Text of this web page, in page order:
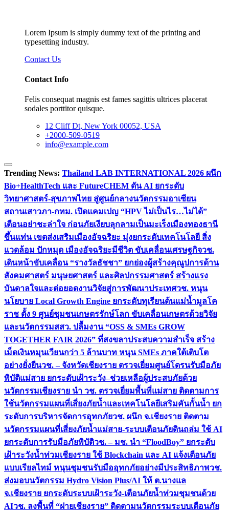
Lorem Ipsum is simply dummy text of the printing and
typesetting industry.
Contact Us
Contact Info
Felis consequat magnis est fames sagittis ultrices placerat
sodales porttitor quisque.
12 Cliff Dt, New York 00052, USA
+2000-509-0519
info@example.com
Trending News: Thailand LAB INTERNATIONAL 2026 ผนึก
Bio+HealthTech และ FutureCHEM ดัน AI ยกระดับ
วิทยาศาสตร์-สุขภาพไทย สู่ศูนย์กลางนวัตกรรมอาเซียน
สถานเสาวภา-กทม. เปิดแคมเปญ “HPV ไม่เป็นไร…ไม่ได้”
เตือนอย่าชะล่าใจ ก่อนภัยเงียบลุกลามเป็นมะเร็งเมืองทองธานี
ขึ้นแท่น เขตส่งเสริมเมืองอัจฉริยะ มุ่งยกระดับเทคโนโลยี สิ่ง
แวดล้อม ปักหมุด เมืองอัจฉริยะมีชีวิต ขับเคลื่อนเศรษฐกิจวช.
เดินหน้าขับเคลื่อน “รางวัลธัชชา” ยกย่องผู้สร้างคุณูปการด้าน
สังคมศาสตร์ มนุษยศาสตร์ และศิลปกรรมศาสตร์ สร้างแรง
บันดาลใจและต่อยอดงานวิจัยสู่การพัฒนาประเทศวช. หนุน
นโยบาย Local Growth Engine ยกระดับทุเรียนต้นแม่น้ำมูลโค
ราช ตั้ง 9 ศูนย์ชุมชนเกษตรรักษ์โลก ขับเคลื่อนเกษตรด้วยวิจัย
และนวัตกรรมสสว. ปลื้มงาน “OSS & SMEs GROW
TOGETHER FAIR 2026” ที่สงขลาประสบความสำเร็จ สร้าง
เม็ดเงินหมุนเวียนกว่า 5 ล้านบาท หนุน SMEs ภาคใต้เติบโต
อย่างยั่งยืนวช. – จังหวัดเชียงราย ตรวจเยี่ยมศูนย์โดรนรับมือภัย
พิบัติแม่สาย ยกระดับเฝ้าระวัง–ช่วยเหลือผู้ประสบภัยด้วย
นวัตกรรมเชียงราย นำ วช. ตรวจเยี่ยมพื้นที่แม่สาย ติดตามการ
ใช้นวัตกรรมแผนที่เสี่ยงภัยน้ำและเทคโนโลยีเสริมคันกั้นน้ำ ยก
ระดับการบริหารจัดการอุทกภัยวช. ผนึก จ.เชียงราย ติดตาม
นวัตกรรมแผนที่เสี่ยงภัยน้ำแม่สาย-ระบบเตือนภัยดินถล่ม ใช้ AI
ยกระดับการรับมือภัยพิบัติวช. – มช. นำ “FloodBoy” ยกระดับ
เฝ้าระวังน้ำท่วมเชียงราย ใช้ Blockchain และ AI แจ้งเตือนภัย
แบบเรียลไทม์ หนุนชุมชนรับมืออุทกภัยอย่างมีประสิทธิภาพวช.
ส่งมอบนวัตกรรม Hydro Vision Plus/AI ให้ ต.นางแล
จ.เชียงราย ยกระดับระบบเฝ้าระวัง-เตือนภัยน้ำท่วมชุมชนด้วย
AIวช. ลงพื้นที่ “ฝายเชียงราย” ติดตามนวัตกรรมระบบเตือนภัย